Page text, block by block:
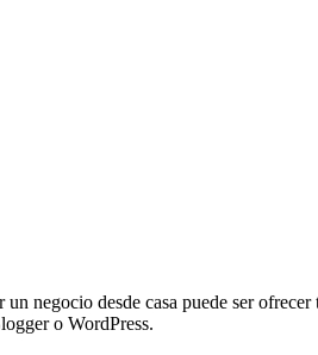
negocio desde casa puede ser
o WordPress.